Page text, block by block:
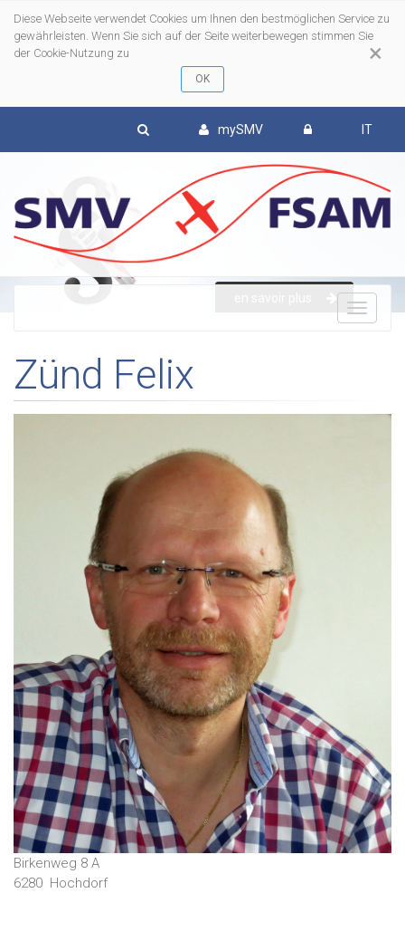
×
Diese Webseite verwendet Cookies um Ihnen den bestmöglichen Service zu
gewährleisten. Wenn Sie sich auf der Seite weiterbewegen stimmen Sie
der Cookie-Nutzung zu
mySMV IT
Zünd Felix
Birkenweg 8 A
6280 Hochdorf